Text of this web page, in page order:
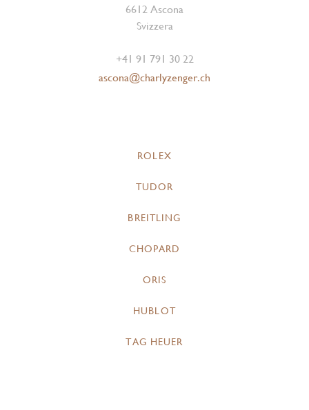
6612 Ascona
Svizzera
+41 91 791 30 22
ascona@charlyzenger.ch
ROLEX
TUDOR
BREITLING
CHOPARD
ORIS
HUBLOT
TAG HEUER